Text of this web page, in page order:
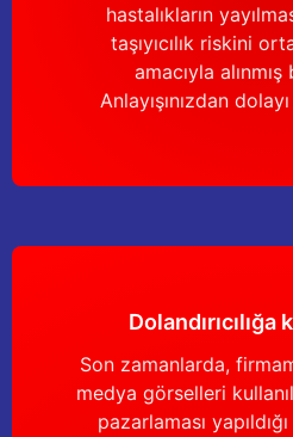
hastalıkların
taşıyıcılık riskini
amacıyla
Anlayışınızdan
Dolandırıcılığa
Son zamanlarda,
medya görselleri
pazarlaması